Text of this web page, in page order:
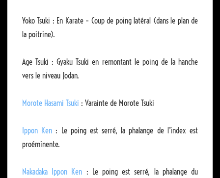
Yoko Tsuki : En Karate – Coup de poing latéral (dans le plan de
la poitrine).
Age Tsuki : Gyaku Tsuki en remontant le poing de la hanche
vers le niveau Jodan.
Morote Hasami Tsuki : Varainte de Morote Tsuki
Ippon Ken : Le poing est serré, la phalange de l’index est
proéminente.
Nakadaka Ippon Ken : Le poing est serré, la phalange du